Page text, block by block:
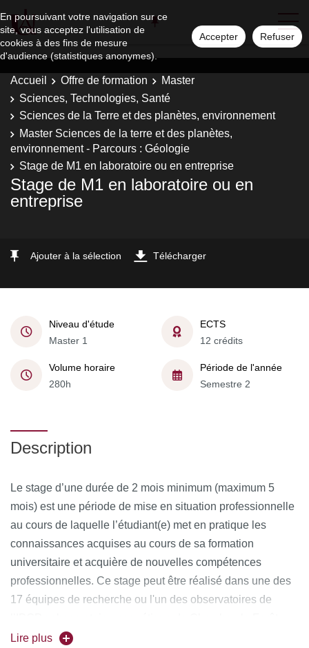
En poursuivant votre navigation sur ce
site, vous acceptez l'utilisation de
cookies à des fins de mesure
d'audience (statistiques anonymes).
Accepter Refuser
Accueil Offre de formation
Master
Sciences, Technologies, Santé
Sciences de la Terre et des planètes, environnement
Master Sciences de la terre et des planètes,
environnement - Parcours : Géologie
Stage de M1 en laboratoire ou en entreprise
Stage de M1 en laboratoire ou en
entreprise
Ajouter à la sélection Télécharger
Niveau d'étude
Master 1
ECTS
12 crédits
Volume horaire
280h
Période de l'année
Semestre 2
Description
Le stage d’une durée de 2 mois minimum (maximum 5
mois) est une période de mise en situation professionnelle
au cours de laquelle l’étudiant(e) met en pratique les
connaissances acquises au cours de sa formation
universitaire et acquière de nouvelles compétences
professionnelles. Ce stage peut être réalisé dans une des
17 équipes de recherche ou l'un des observatoires de
observatoires volcanologiques et sismologiques de la
Lire plus